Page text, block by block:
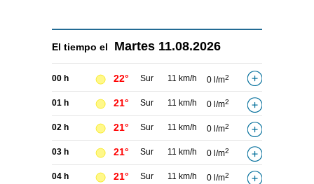
El tiempo el Martes 11.08.2026
00 h 22° Sur 11 km/h 0 l/m2
01 h 21° Sur 11 km/h 0 l/m2
02 h 21° Sur 11 km/h 0 l/m2
03 h 21° Sur 11 km/h 0 l/m2
04 h 21° Sur 11 km/h 0 l/m2